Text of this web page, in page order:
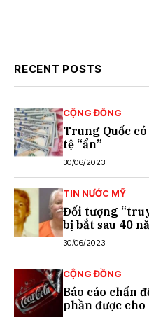
RECENT POSTS
CỘNG ĐỒNG
Trung Quốc
tệ “ẩn”
30/06/2023
TIN NƯỚC MỸ
Đối tượng
bị bắt sau 40
30/06/2023
CỘNG ĐỒNG
Báo cáo chấn
phần được